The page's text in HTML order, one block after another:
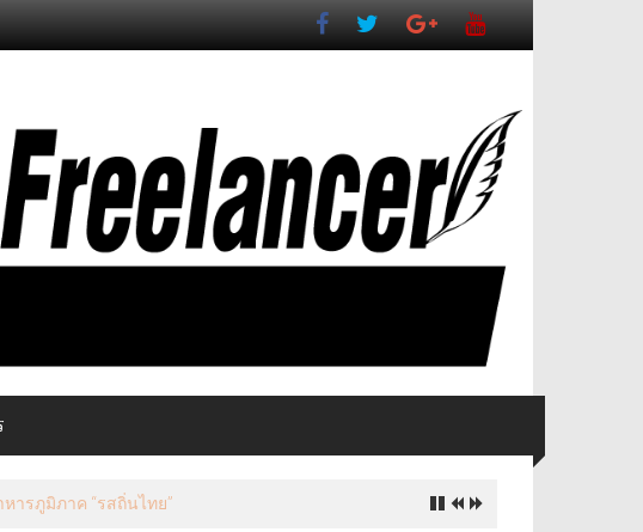
สู่จุดหมายท่องเที่ยวสำคัญ